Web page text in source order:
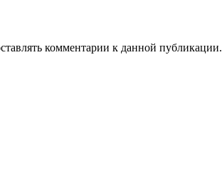
комментарии к данной публикации.